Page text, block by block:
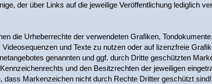
der über Links auf die jeweilige Veröffentlichung lediglich
die Urheberrechte der verwendeten Grafiken,
und Texte zu nutzen oder auf lizenzfreie
genannten und ggf. durch Dritte geschützten
und den Besitzrechten der jeweiligen
dass Markenzeichen nicht durch Rechte Dritter geschützt